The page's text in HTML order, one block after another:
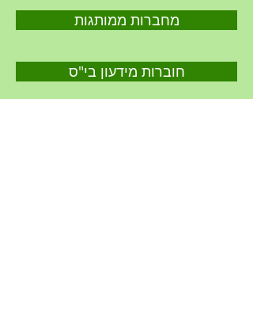
חוברות מידעון בי"ס
מחברות ממותגות